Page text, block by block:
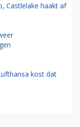
Castlelake haakt af
kost dat